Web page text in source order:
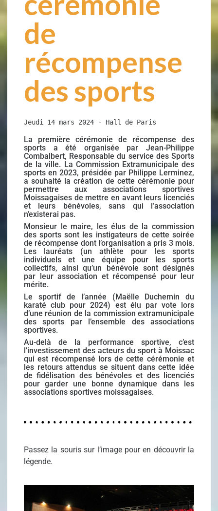
de
récompense
des sports
Jeudi 14 mars 2024 - Hall de Paris
La première cérémonie de récompense des
sports a été organisée par Jean-Philippe
Combalbert, Responsable du service des Sports
de la ville. La Commission Extramunicipale des
sports en 2023, présidée par Philippe Lerminez,
a souhaité la création de cette cérémonie pour
permettre aux associations sportives
Moissagaises de mettre en avant leurs licenciés
et leurs bénévoles, sans qui l’association
n’existerai pas.
Monsieur le maire, les élus de la commission
des sports sont les instigateurs de cette soirée
de récompense dont l’organisation a pris 3 mois.
Les lauréats (un athlète pour les sports
individuels et une équipe pour les sports
collectifs, ainsi qu’un bénévole sont désignés
par leur association et récompensé pour leur
mérite.
Le sportif de l’année (Maëlle Duchemin du
karaté club pour 2024) est élu par vote lors
d’une réunion de la commission extramunicipale
des sports par l’ensemble des associations
sportives.
Au-delà de la performance sportive, c’est
l’investissement des acteurs du sport à Moissac
qui est récompensé lors de cette cérémonie et
les retours attendus se situent dans cette idée
de fidélisation des bénévoles et des licenciés
pour garder une bonne dynamique dans les
associations sportives moissagaises.
Passez la souris sur l’image pour en découvrir la
légende.